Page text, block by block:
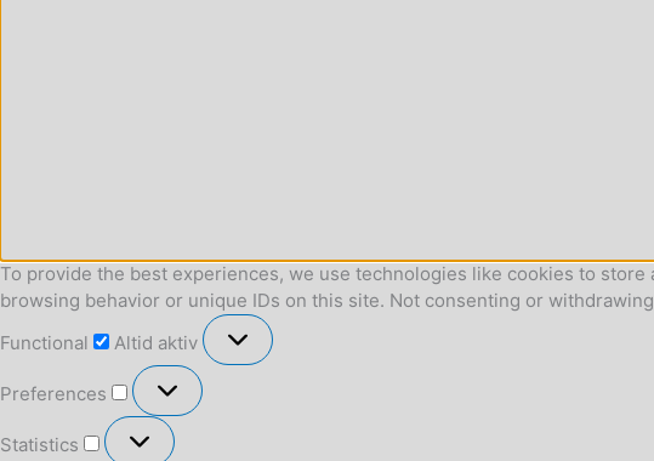
To provide the best experiences, we use technologies like cookies to
browsing behavior or unique IDs on this site. Not consenting or
Functional
Altid aktiv
Preferences
Preferences
Statistics
Statistics